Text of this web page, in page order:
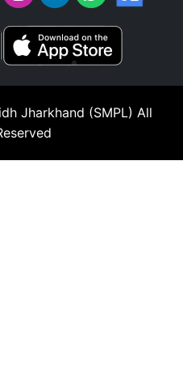
Jharkhand (SMPL) All